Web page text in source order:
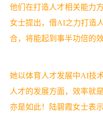
他们在打造人才相关能力
女士提出，借AI之力打造
合，将能起到事半功倍的效
她以体育人才发展中AI技
人才的发展方面，效率就
亦是如此！陆碧霞女士表